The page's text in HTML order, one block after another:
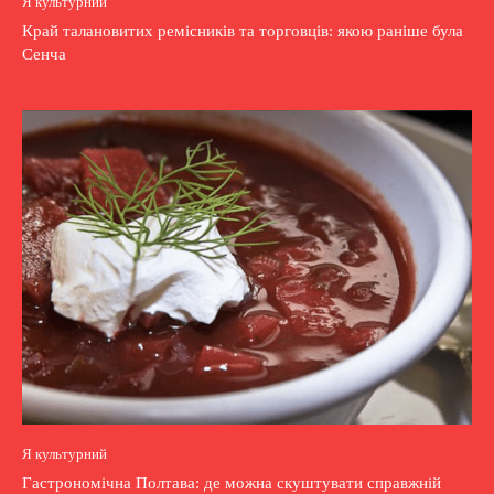
Край талановитих ремісників та торговців: якою раніше була
Сенча
Я культурний
Гастрономічна Полтава: де можна скуштувати справжній